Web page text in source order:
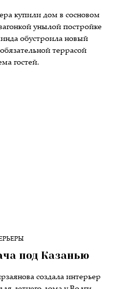
купили дом в сосновом
унылой постройке
обустроила новый
террасой
гостей.
под Казанью
создала интерьер